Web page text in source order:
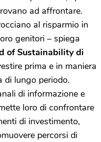
ad affrontare.
al risparmio in
genitori – spiega
of Sustainability di
prima e in maniera
di lungo periodo.
di informazione e
loro di confrontare
di investimento,
percorsi di